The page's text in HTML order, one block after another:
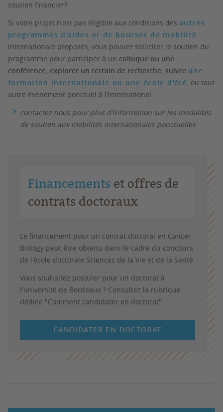
soutien financier?
Si votre projet n'est pas éligible aux conditions des autres
programmes d'aides et de bourses de mobilité
internationale proposés, vous pouvez solliciter le soutien du
programme pour participer à un colloque ou une
conférence, explorer un terrain de recherche, suivre une
formation internationale ou une école d'été , ou tout
autre évènement ponctuel à l'international.
contactez nous pour plus d'information sur les modalités
de soutien aux mobilités internationales ponctuelles
Financements et offres de
contrats doctoraux
Le financement pour un contrat doctoral en Cancer
Biology peut être obtenu dans le cadre du concours
de l'école doctorale Sciences de la Vie et de la Santé.
Vous souhaitez postuler pour un doctorat à
l'université de Bordeaux ? Consultez la rubrique
dédiée "Comment candidater en doctorat".
CANDIDATER EN DOCTORAT